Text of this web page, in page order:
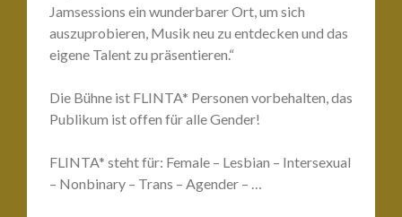
Jamsessions ein wunderbarer Ort, um sich
auszuprobieren, Musik neu zu entdecken und das
eigene Talent zu präsentieren.“
Die Bühne ist FLINTA* Personen vorbehalten, das
Publikum ist offen für alle Gender!
FLINTA* steht für: Female – Lesbian – Intersexual
– Nonbinary – Trans – Agender – …